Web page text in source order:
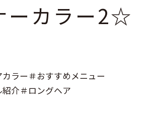
ーカラー2☆
ラー ＃おすすめメニュー
紹介＃ロングヘア